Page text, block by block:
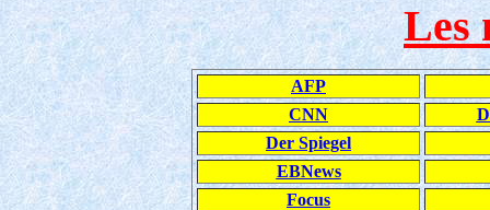
Les
AFP
CNN
Der Spiegel
EBNews
Focus